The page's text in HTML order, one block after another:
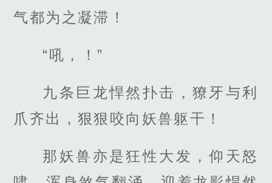
气都为之凝滞！
“吼，！”
九条巨龙悍然扑击，獠牙与利
爪齐出，狠狠咬向妖兽躯干！
那妖兽亦是狂性大发，仰天怒